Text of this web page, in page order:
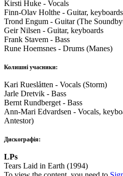
Kirsti Huke - Vocals
Finn-Olav Holthe - Guitar, keyboards
Trond Engum - Guitar (The
Geir Nilsen - Guitar, keyboards
Frank Stavem - Bass
Rune Hoemsnes - Drums (Manes)
Колишні учасники:
Kari Rueslåtten - Vocals (Storm)
Jarle Dretvik - Bass
Bernt Rundberget - Bass
Ann-Mari Edvardsen - Vocals,
Antestor)
Дискографія:
LPs
Tears Laid in Earth (1994)